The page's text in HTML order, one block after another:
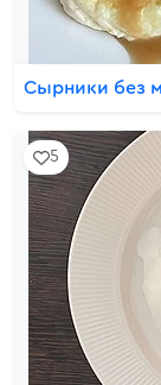
Сырники без
5